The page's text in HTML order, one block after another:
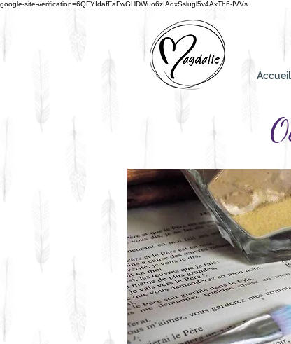
google-site-verification=6QFYIdafFaFwGHDWuo6zIAqxSslugl5v4AxTh6-IVVs
Accueil